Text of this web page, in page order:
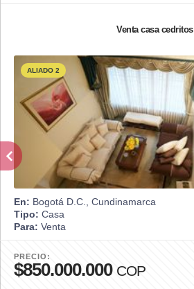
Venta casa cedritos
ALIADO 2
En: Bogotá D.C., Cundinamarca
Tipo: Casa
Para: Venta
PRECIO:
$850.000.000 COP